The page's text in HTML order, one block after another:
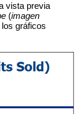
vista previa
(imagen
gráficos